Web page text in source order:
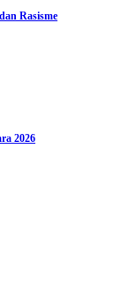
Rasisme
2026